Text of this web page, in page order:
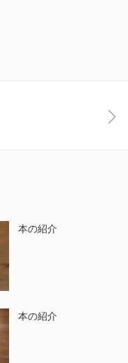
本の紹介
本の紹介